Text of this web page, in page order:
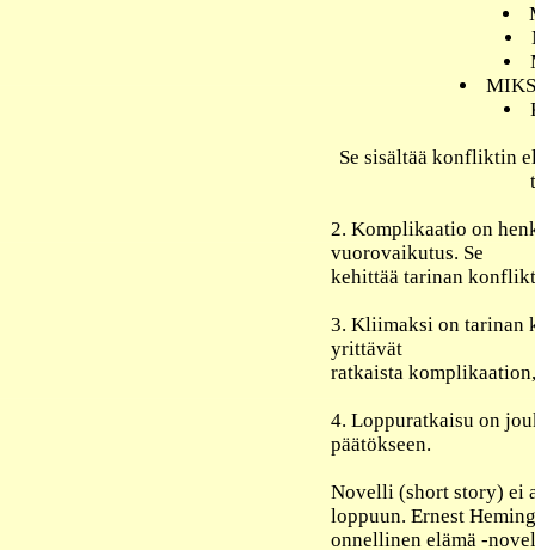
Se sisältää konfliktin
2. Komplikaatio on
vuorovaikutus. Se
kehittää tarinan
3. Kliimaksi on tarinan
yrittävät
ratkaista
4. Loppuratkaisu on
päätökseen.
Novelli (short story) ei
loppuun. Ernest
onnellinen elämä -